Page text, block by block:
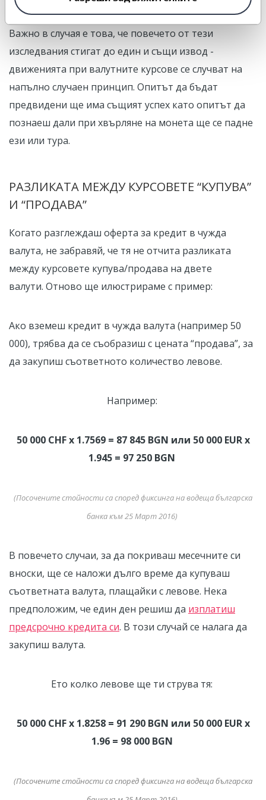
изследвания, които засега ще оставим настрана.
Важно в случая е това, че повечето от тези
изследвания стигат до един и същи извод -
движенията при валутните курсове се случват на
напълно случаен принцип. Опитът да бъдат
предвидени ще има същият успех като опитът да
познаеш дали при хвърляне на монета ще се падне
ези или тура.
РАЗЛИКАТА МЕЖДУ КУРСОВЕТЕ “КУПУВА”
И “ПРОДАВА”
Когато разглеждаш оферта за кредит в чужда
валута, не забравяй, че тя не отчита разликата
между курсовете купува/продава на двете
валути. Отново ще илюстрираме с пример:
Ако вземеш кредит в чужда валута (например 50
000), трябва да се съобразиш с цената “продава”, за
да закупиш съответното количество левове.
Например:
50 000 CHF x 1.7569 = 87 845 BGN или 50 000 EUR x
1.945 = 97 250 BGN
(Посочените стойности са според фиксинга на водеща българска
банка към 25 Mарт 2016)
В повечето случаи, за да покриваш месечните си
вноски, ще се наложи дълго време да купуваш
съответната валута, плащайки с левове. Нека
предположим, че един ден решиш да изплатиш
предсрочно кредита си. В този случай се налага да
закупиш валута.
Ето колко левове ще ти струва тя:
50 000 CHF x 1.8258 = 91 290 BGN или 50 000 EUR x
1.96 = 98 000 BGN
(Посочените стойности са според фиксинга на водеща българска